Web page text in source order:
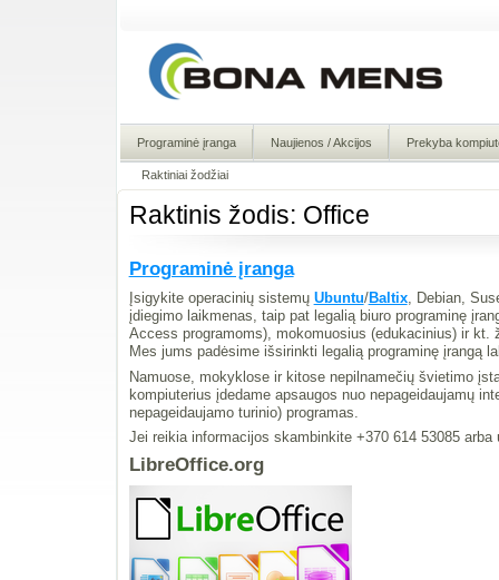
Programinė įranga Naujienos / Akcijos Prekyba
Raktiniai žodžiai
Raktinis žodis: Office
Programinė įranga
Įsigykite operacinių sistemų Ubuntu/Baltix, Debian,
įdiegimo laikmenas, taip pat legalią biuro programinę
Access programoms), mokomuosius (edukacinius) ir
Mes jums padėsime išsirinkti legalią programinę įrangą
Namuose, mokyklose ir kitose nepilnamečių švietimo
kompiuterius įdedame apsaugos nuo nepageidaujamų
nepageidaujamo turinio) programas.
Jei reikia informacijos skambinkite +370 614 53085
LibreOffice.org